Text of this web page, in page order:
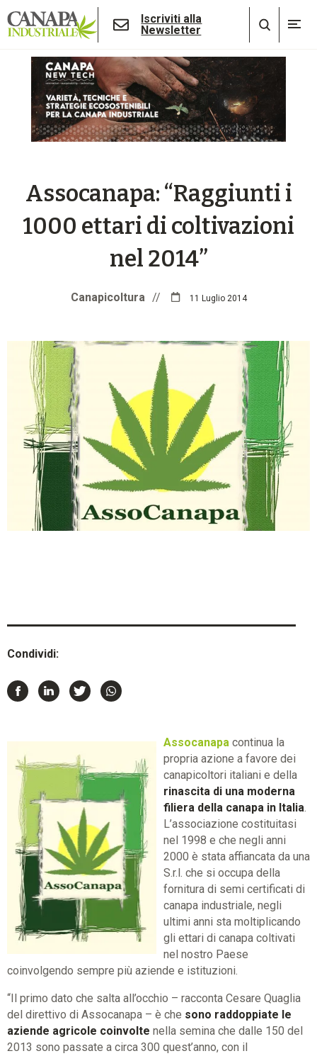
Iscriviti alla
Newsletter
Assocanapa: “Raggiunti i
1000 ettari di coltivazioni
nel 2014”
Canapicoltura // 11 Luglio 2014
Condividi:
Assocanapa continua la
propria azione a favore dei
canapicoltori italiani e della
rinascita di una moderna
filiera della canapa in Italia.
L’associazione costituitasi
nel 1998 e che negli anni
2000 è stata affiancata da una
S.r.l. che si occupa della
fornitura di semi certificati di
canapa industriale, negli
ultimi anni sta moltiplicando
gli ettari di canapa coltivati
nel nostro Paese
coinvolgendo sempre più aziende e istituzioni.
“Il primo dato che salta all’occhio – racconta Cesare Quaglia
del direttivo di Assocanapa – è che sono raddoppiate le
aziende agricole coinvolte nella semina che dalle 150 del
2013 sono passate a circa 300 quest’anno, con il